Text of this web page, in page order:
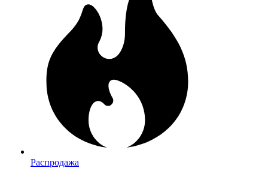
Распродажа